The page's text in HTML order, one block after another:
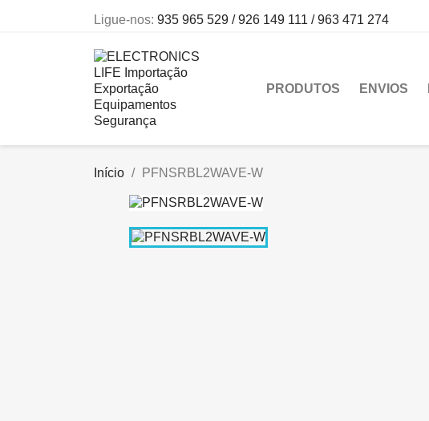
Ligue-nos: 935 965 529 / 926 149 111 / 963 471 274
PRODUTOS ENVIOS
Início PFNSRBL2WAVE-W